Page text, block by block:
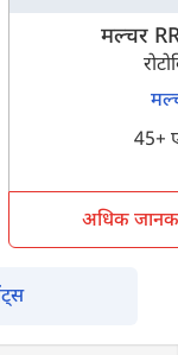
मल्चर
45+
अधिक